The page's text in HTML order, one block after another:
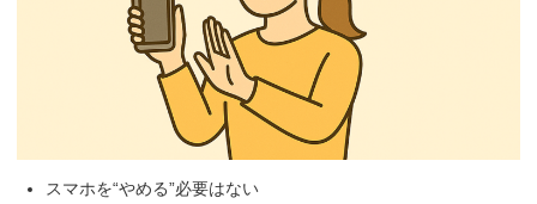
スマホを“やめる”必要はない